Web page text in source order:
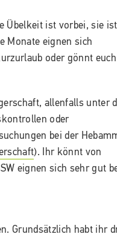
Übelkeit ist vorbei, sie ist
Monate eignen sich
oder gönnt euch
allenfalls unter
oder
bei der
). Ihr könnt von
eignen sich sehr gut
Grundsätzlich habt ihr